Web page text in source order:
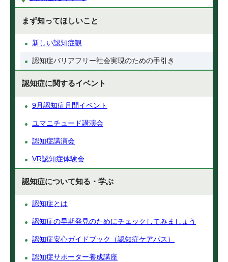
まず知ってほしいこと
新しい認知症観
認知症バリアフリー社会実現のための手引き
認知症に関するイベント
9月認知症月間イベント
ユマニチュード講演会
認知症講演会
VR認知症体験会
認知症について知る・学ぶ
認知症とは
認知症の早期発見のためにチェックしてみましょう
認知症安心ガイドブック（認知症ケアパス）
認知症サポーター養成講座